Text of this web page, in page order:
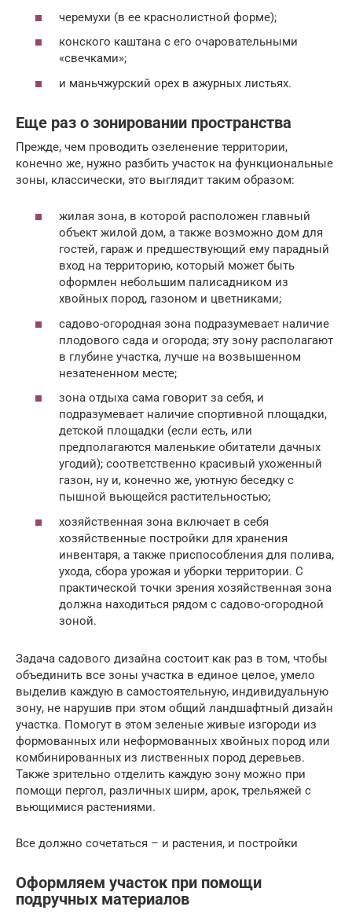
черемухи (в ее краснолистной форме);
конского каштана с его очаровательными
«свечками»;
и маньчжурский орех в ажурных листьях.
Еще раз о зонировании пространства
Прежде, чем проводить озеленение территории,
конечно же, нужно разбить участок на функциональные
зоны, классически, это выглядит таким образом:
жилая зона, в которой расположен главный
объект жилой дом, а также возможно дом для
гостей, гараж и предшествующий ему парадный
вход на территорию, который может быть
оформлен небольшим палисадником из
хвойных пород, газоном и цветниками;
садово-огородная зона подразумевает наличие
плодового сада и огорода; эту зону располагают
в глубине участка, лучше на возвышенном
незатененном месте;
зона отдыха сама говорит за себя, и
подразумевает наличие спортивной площадки,
детской площадки (если есть, или
предполагаются маленькие обитатели дачных
угодий); соответственно красивый ухоженный
газон, ну и, конечно же, уютную беседку с
пышной вьющейся растительностью;
хозяйственная зона включает в себя
хозяйственные постройки для хранения
инвентаря, а также приспособления для полива,
ухода, сбора урожая и уборки территории. С
практической точки зрения хозяйственная зона
должна находиться рядом с садово-огородной
зоной.
Задача садового дизайна состоит как раз в том, чтобы
объединить все зоны участка в единое целое, умело
выделив каждую в самостоятельную, индивидуальную
зону, не нарушив при этом общий ландшафтный дизайн
участка. Помогут в этом зеленые живые изгороди из
формованных или неформованных хвойных пород или
комбинированных из лиственных пород деревьев.
Также зрительно отделить каждую зону можно при
помощи пергол, различных ширм, арок, трельяжей с
вьющимися растениями.
Все должно сочетаться – и растения, и постройки
Оформляем участок при помощи
подручных материалов